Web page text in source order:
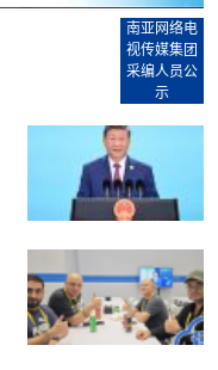
南亚网络电
视传媒集团
采编人员公
示